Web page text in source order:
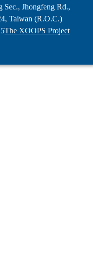
Jhongfeng Rd.,
Taiwan (R.O.C.)
The XOOPS Project